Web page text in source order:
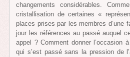
changements considérables.
cristallisation de certaines «
places prises par les membres d’une
jour les références au passé auquel
appel ? Comment donner l’occasion
qui s’est passé sans la pression de